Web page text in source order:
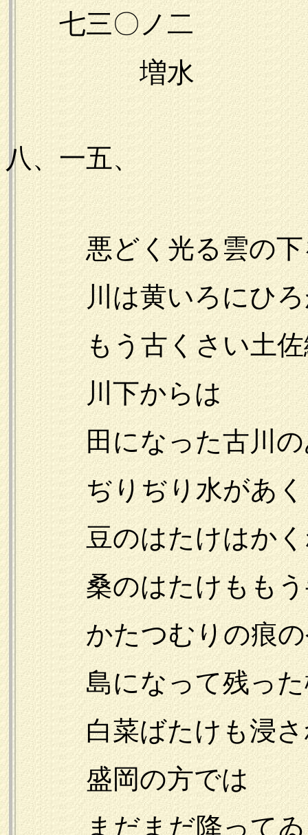
七三〇ノ二
増水
一九
八、一五、
悪どく光る雲の下
川は黄いろにひろ
もう古くさい土佐
川下からは
田になった古川の
ぢりぢり水があく
豆のはたけはかく
桑のはたけももう
かたつむりの痕の
島になって残った
白菜ばたけも浸さ
盛岡の方では
まだまだ降ってゐ